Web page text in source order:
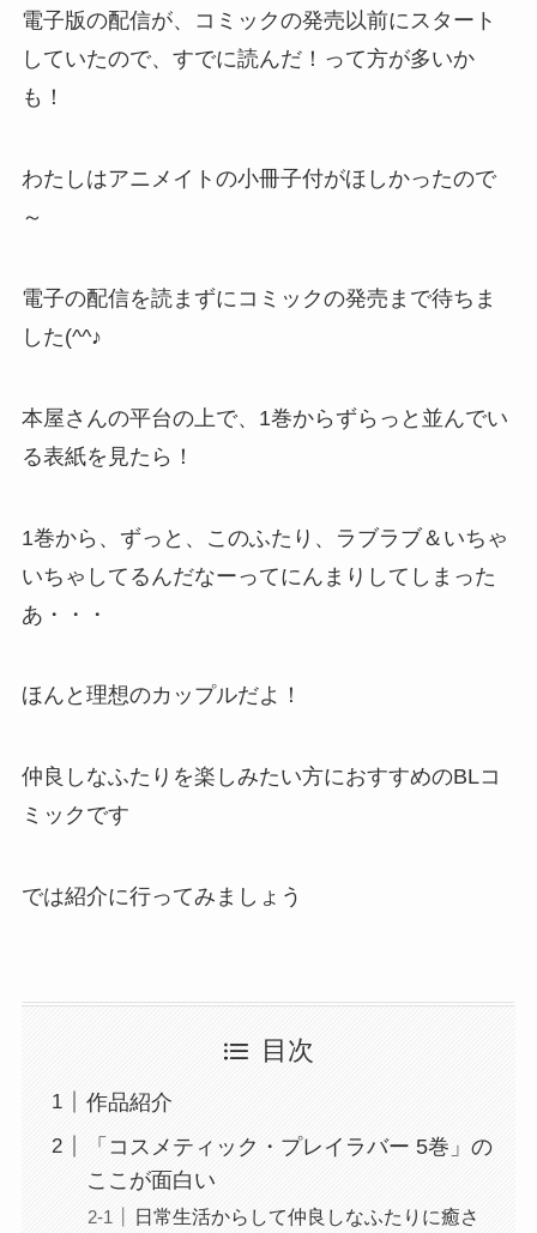
電子版の配信が、コミックの発売以前にスタート
していたので、すでに読んだ！って方が多いか
も！
わたしはアニメイトの小冊子付がほしかったので
～
電子の配信を読まずにコミックの発売まで待ちま
した(^^♪
本屋さんの平台の上で、1巻からずらっと並んでい
る表紙を見たら！
1巻から、ずっと、このふたり、ラブラブ＆いちゃ
いちゃしてるんだなーってにんまりしてしまった
あ・・・
ほんと理想のカップルだよ！
仲良しなふたりを楽しみたい方におすすめのBLコ
ミックです
では紹介に行ってみましょう
目次
作品紹介
「コスメティック・プレイラバー 5巻」の
ここが面白い
日常生活からして仲良しなふたりに癒さ